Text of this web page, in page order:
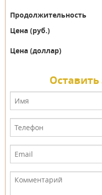
Продолжительность
Цена (руб.)
Цена (доллар)
Оставить